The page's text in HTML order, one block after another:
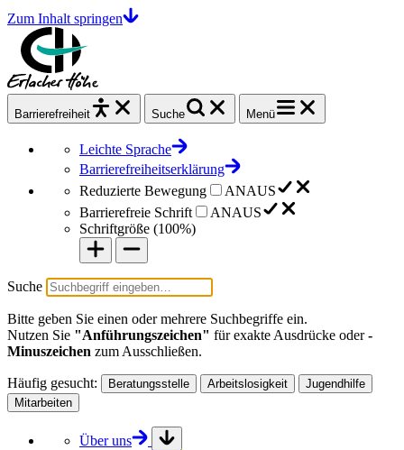
Zum Inhalt springen
Barrierefrei heit Suche Menü
Leichte Sprache
Barrierefreiheitserklärung
Reduzierte Bewegung
ANAUS
Barrierefreie Schrift
ANAUS
Schriftgröße (100%)
Suche
Bitte geben Sie einen oder mehrere Suchbegriffe ein.
Nutzen Sie "Anführungszeichen" für exakte Ausdrücke oder-
Minuszeichen zum Ausschließen.
Häufig gesucht: Beratungsstelle Arbeitslosigkeit
Jugendhilfe
Mitarbeiten
Über uns